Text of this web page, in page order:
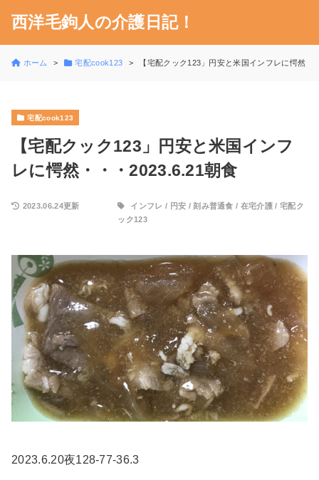
西洋毛鉤人の介護日記！
ホーム 宅配cook123 【宅配クック123」円安と米国インフレに愕然・
宅配cook123
【宅配クック123」円安と米国インフ
レに愕然・・・2023.6.21朝食
2023.06.24更新 インフレ / 円安 /刻み普通食 / 在宅介護 /宅配ク
ック123
2023.6.20夜128-77-36.3